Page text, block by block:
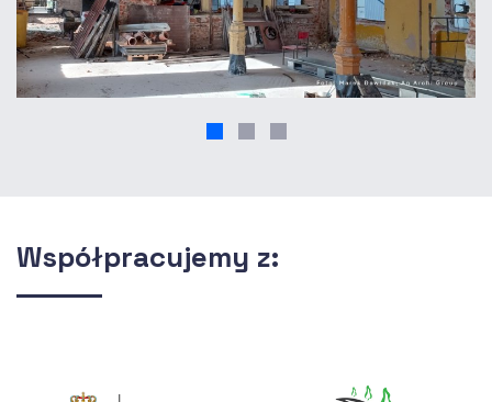
Współpracujemy z: